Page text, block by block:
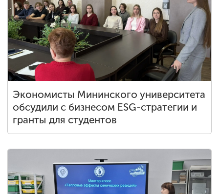
Экономисты Мининского университета
обсудили с бизнесом ESG-стратегии и
гранты для студентов